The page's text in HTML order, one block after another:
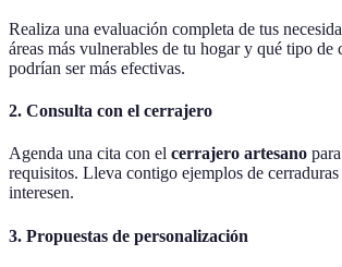
Realiza una evaluación completa de tus
áreas más vulnerables de tu hogar y qué tipo de
podrían ser más efectivas.
2. Consulta con el cerrajero
Agenda una cita con el cerrajero artesano
requisitos. Lleva contigo ejemplos de cerraduras
interesen.
3. Propuestas de personalización